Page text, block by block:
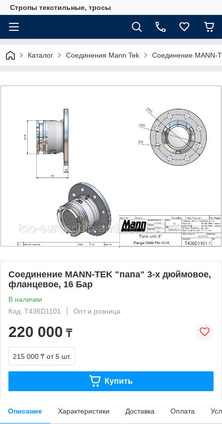
Стропы текстильные, тросы
Каталог Соединения Mann Tek Соединение MANN-
Соединение MANN-TEK "папа" 3-х дюймовое,
фланцевое, 16 Бар
В наличии
Код: T436D1101
Опт и розница
220 000 ₸
215 000 ₸ от 5 шт.
Купить
Описание Характеристики Доставка Оплата